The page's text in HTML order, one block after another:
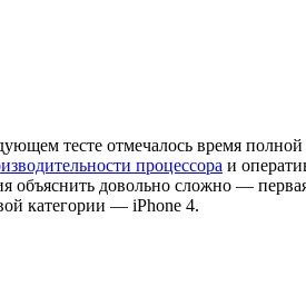
тесте отмечалось время
процессора и
объяснить довольно сложно —
категории — iPhone 4.